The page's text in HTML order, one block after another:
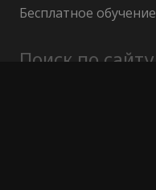
Бесплатное обучение
Поиск по сайту